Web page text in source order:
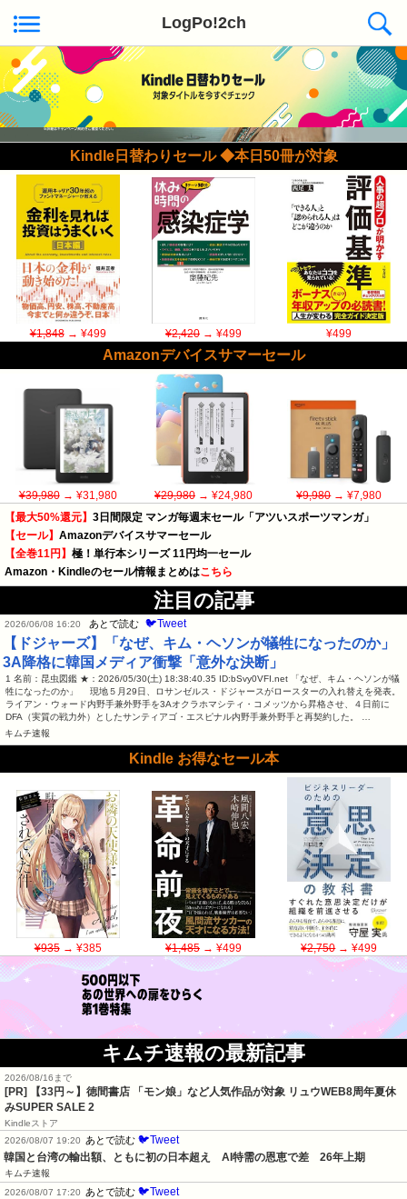
LogPo!2ch
Kindle日替わりセール ◆本日50冊が対象
¥1,848→ ¥499 ¥2,420→ ¥499 ¥499
Amazonデバイスサマーセール
¥39,980→ ¥31,980 ¥29,980→ ¥24,980 ¥9,980→ ¥7,980
【最大50%還元】 3日間限定 マンガ毎週末セール「アツいスポーツマンガ」
【セール】 Amazonデバイスサマーセール
【全巻11円】 極！単行本シリーズ 11円均一セール
Amazon・Kindleのセール情報まとめはこちら
注目の記事
2026/06/08 16:20 あとで読む 🐦Tweet
【ドジャーズ】「なぜ、キム・ヘソンが犠牲になったのか」
3A降格に韓国メディア衝撃「意外な決断」
1 名前：昆虫図鑑 ★：2026/05/30(土) 18:38:40.35 ID:bSvy0VFI.net 「なぜ、キム・ヘソンが犠
牲になったのか」 現地５月29日、ロサンゼルス・ドジャースがロースターの入れ替えを発表。
ライアン・ウォード内野手兼外野手を3Aオクラホマシティ・コメッツから昇格させ、４日前に
DFA（実質の戦力外）としたサンティアゴ・エスピナル内野手兼外野手と再契約した。 …
キムチ速報
Kindle お得なセール本
¥935→ ¥385 ¥1,485→ ¥499 ¥2,750→ ¥499
キムチ速報の最新記事
2026/08/16まで
[PR]
【33円～】徳間書店 「モン娘」など人気作品が対象 リュウWEB8周年夏休
みSUPER SALE 2
Kindleストア
2026/08/07 19:20
あとで読む 🐦Tweet
韓国と台湾の輸出額、ともに初の日本超え　AI特需の恩恵で差　26年上期
キムチ速報
2026/08/07 17:20
あとで読む 🐦Tweet